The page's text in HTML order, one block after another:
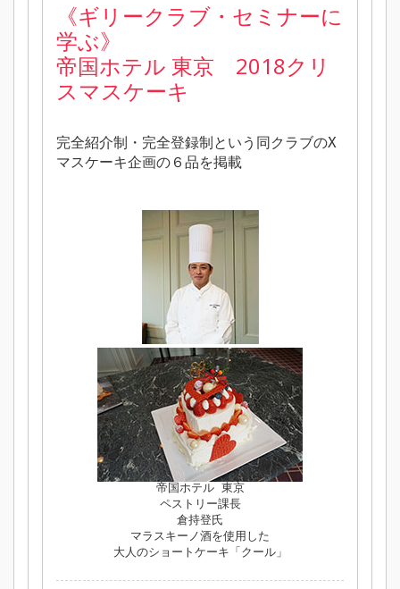
《ギリークラブ・セミナーに
学ぶ》
帝国ホテル 東京 2018クリ
スマスケーキ
完全紹介制・完全登録制という同クラブのX
マスケーキ企画の６品を掲載
帝国ホテル 東京
ペストリー課長
倉持登氏
マラスキーノ酒を使用した
大人のショートケーキ「クール」